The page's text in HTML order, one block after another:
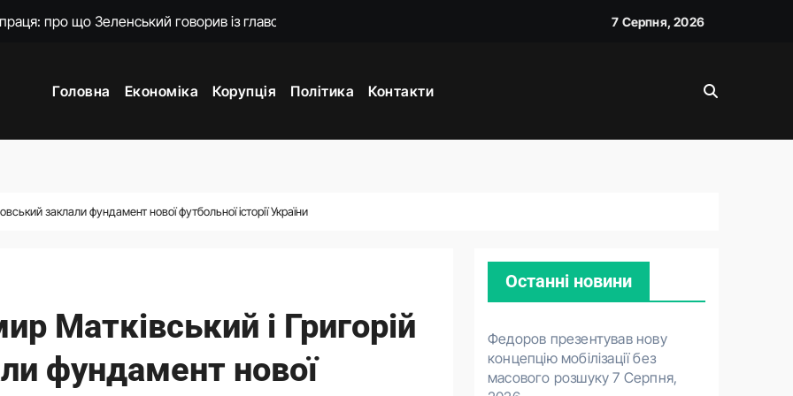
заявив про результати випробувань
повернутися на посаду міністра оборони
7 Серпня, 2026
Головна Економіка Корупція Політика Контакти
заклали фундамент нової футбольної історії України
Матківський і Григорій
фундамент нової
Останні новини
Федоров презентував нову
концепцію мобілізації без
масового розшуку 7 Серпня,